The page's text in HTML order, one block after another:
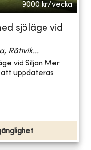
9000 kr/vecka
sjöläge vid
Rättvik...
vid Siljan Mer
att uppdateras